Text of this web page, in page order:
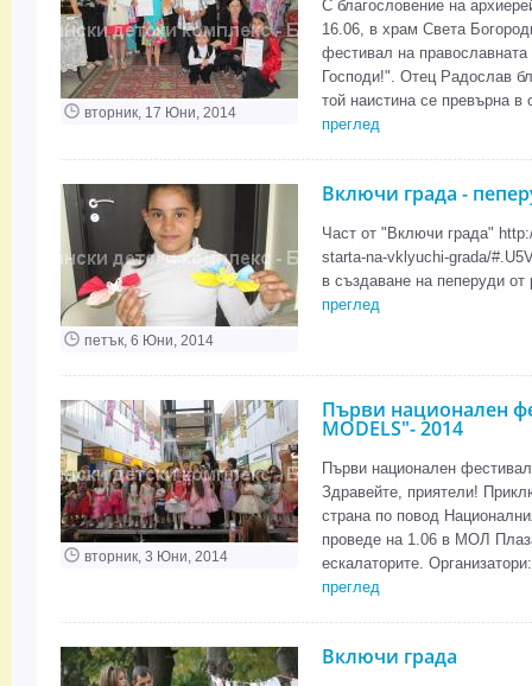
вторник, 17 Юни, 2014
С благословение на
16.06, в храм Света
фестивал на
Господи!". Отец Радослав
той наистина се превърна в
преглед
петък, 6 Юни, 2014
Включи града -
Част от "Включи града"
starta-na-vklyuchi-grada/
в създаване на пеперуди
преглед
вторник, 3 Юни, 2014
Първи национален
MODELS"- 2014
Първи национален
Здравейте, приятели!
страна по повод
проведе на 1.06 в МОЛ
ескалаторите.
преглед
Включи града